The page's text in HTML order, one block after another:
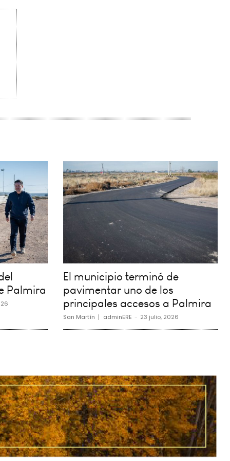
Palmira
El municipio terminó de
pavimentar uno de los
principales accesos a Palmira
San Martín adminERE - 23 julio, 2026